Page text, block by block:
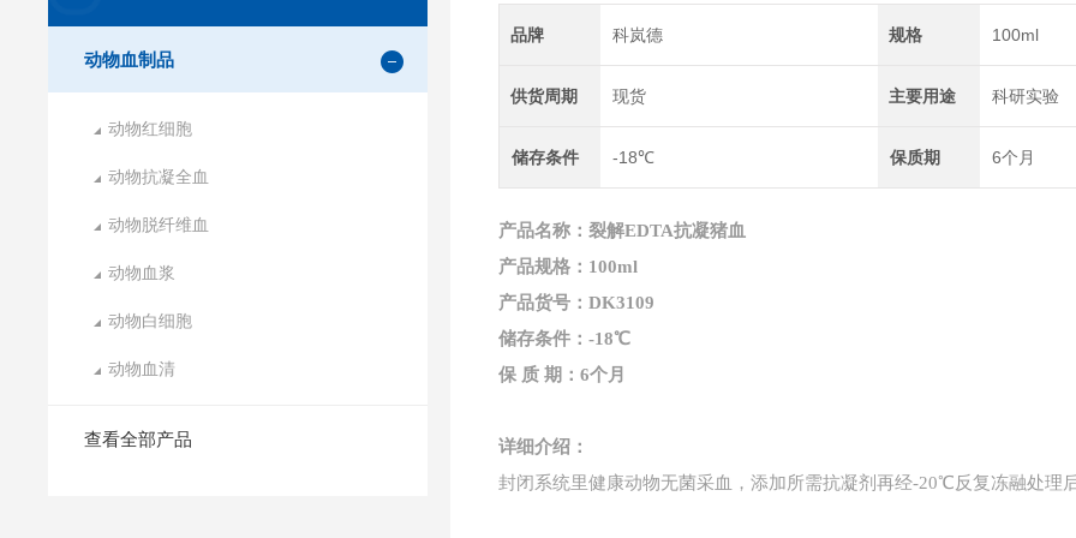
动物血制品
动物红细胞
动物抗凝全血
动物脱纤维血
动物血浆
动物白细胞
动物血清
查看全部产品
品牌 科岚德 规格 100ml
供货周期 现货 主要用途 科研实验
储存条件 -18℃ 保质期 6个月
产品名称：裂解EDTA抗凝猪血
产品规格： 100ml
产品货号：DK3109
储存条件：-18℃
保 质 期：6个月
详细介绍：
封闭系统里健康动物无菌采血，添加所需抗凝剂再经-20℃反复冻融处理